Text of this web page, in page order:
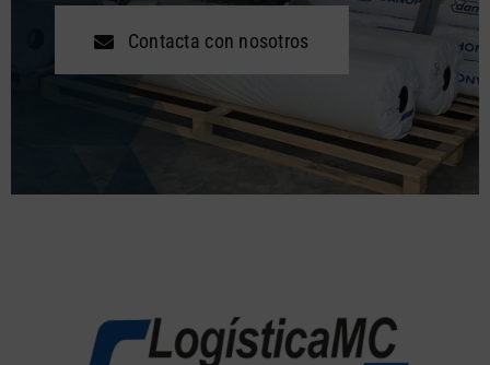
Contacta con nosotros